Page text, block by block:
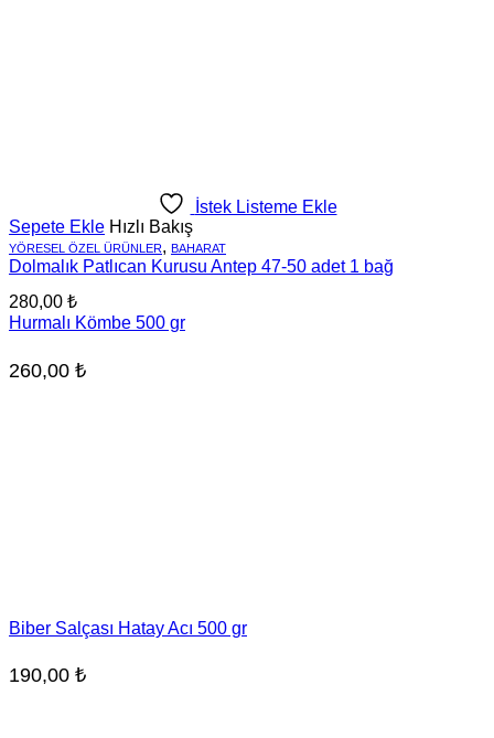
İstek Listeme Ekle
Sepete Ekle Hızlı Bakış
YÖRESEL ÖZEL ÜRÜNLER, BAHARAT
Dolmalık Patlıcan Kurusu Antep 47-50 adet 1 bağ
280,00 ₺
Hurmalı Kömbe 500 gr
260,00 ₺
Biber Salçası Hatay Acı 500 gr
190,00 ₺